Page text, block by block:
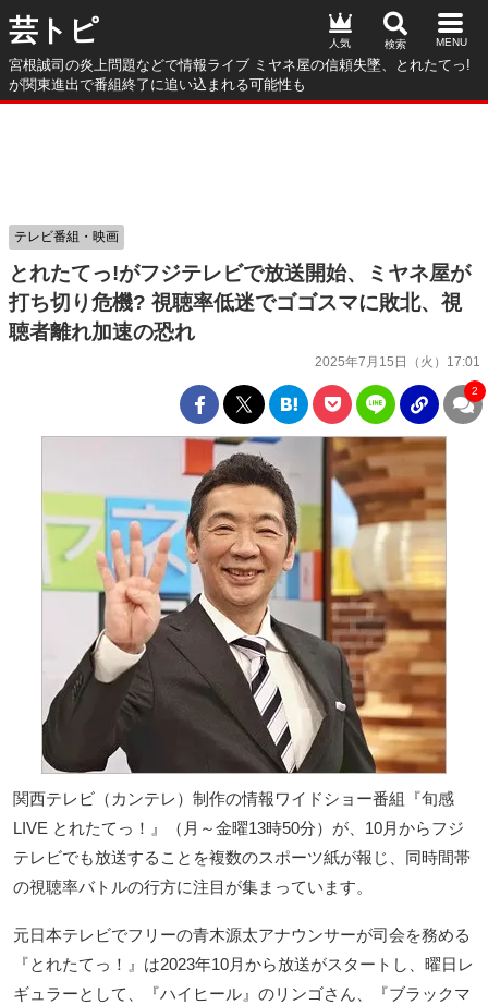
芸トピ
宮根誠司の炎上問題などで情報ライブ ミヤネ屋の信頼失墜、とれたてっ!
が関東進出で番組終了に追い込まれる可能性も
人気
とれたてっ!がフジテレビで放送開始、ミヤネ屋が
打ち切り危機? 視聴率低迷でゴゴスマに敗北、視
聴者離れ加速の恐れ
2025年7月15日（火）17:01
テレビ番組・映画
2
関西テレビ（カンテレ）制作の情報ワイドショー番組『旬感
LIVE とれたてっ！』（月～金曜13時50分）が、10月からフジ
テレビでも放送することを複数のスポーツ紙が報じ、同時間帯
の視聴率バトルの行方に注目が集まっています。
元日本テレビでフリーの青木源太アナウンサーが司会を務める
『とれたてっ！』は2023年10月から放送がスタートし、曜日レ
ギュラーとして、『ハイヒール』のリンゴさん、『ブラックマ